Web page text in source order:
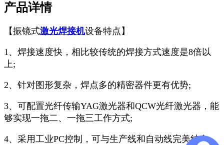
产品详情
【振镜式激光焊接机设备特点】
1、焊接速度快，相比较传统的焊接方式速度是8倍以
上;
2、针对图形复杂，焊点多的精密器件更有优势;
3、可配置光纤传输YAG激光器和QCW光纤激光器，能
够实现一拖二、一拖三工作方式;
4、采用工业PC控制，可与生产线和自动线完美结合。